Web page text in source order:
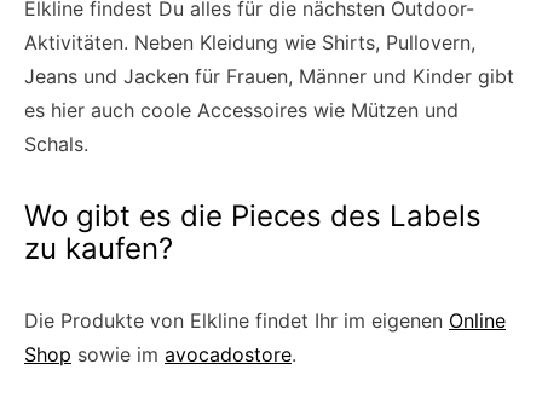
Elkline findest Du alles für die nächsten Outdoor-
Aktivitäten. Neben Kleidung wie Shirts, Pullovern,
Jeans und Jacken für Frauen, Männer und Kinder gibt
es hier auch coole Accessoires wie Mützen und
Schals.
Wo gibt es die Pieces des Labels
zu kaufen?
Die Produkte von Elkline findet Ihr im eigenen Online
Shop sowie im avocadostore.